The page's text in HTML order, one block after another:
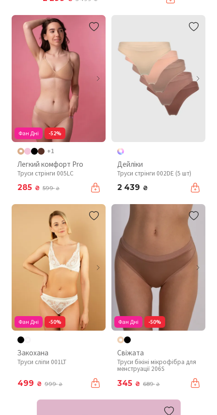
Фан Дні -52%
+1
Легкий комфорт Pro
Труси стрінги 005LC
285 ₴ 599₴
Дейліки
Труси стрінги 002DE (5 шт)
2 439 ₴
Фан Дні -50%
Закохана
Труси сліпи 001LT
499 ₴ 999₴
Фан Дні -50%
Свіжата
Труси бікіні мікрофібра для
менструації 206S
345 ₴ 689₴